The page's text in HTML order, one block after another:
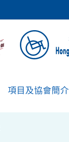
項目及協會簡介